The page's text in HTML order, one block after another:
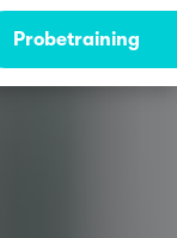
Probetraining